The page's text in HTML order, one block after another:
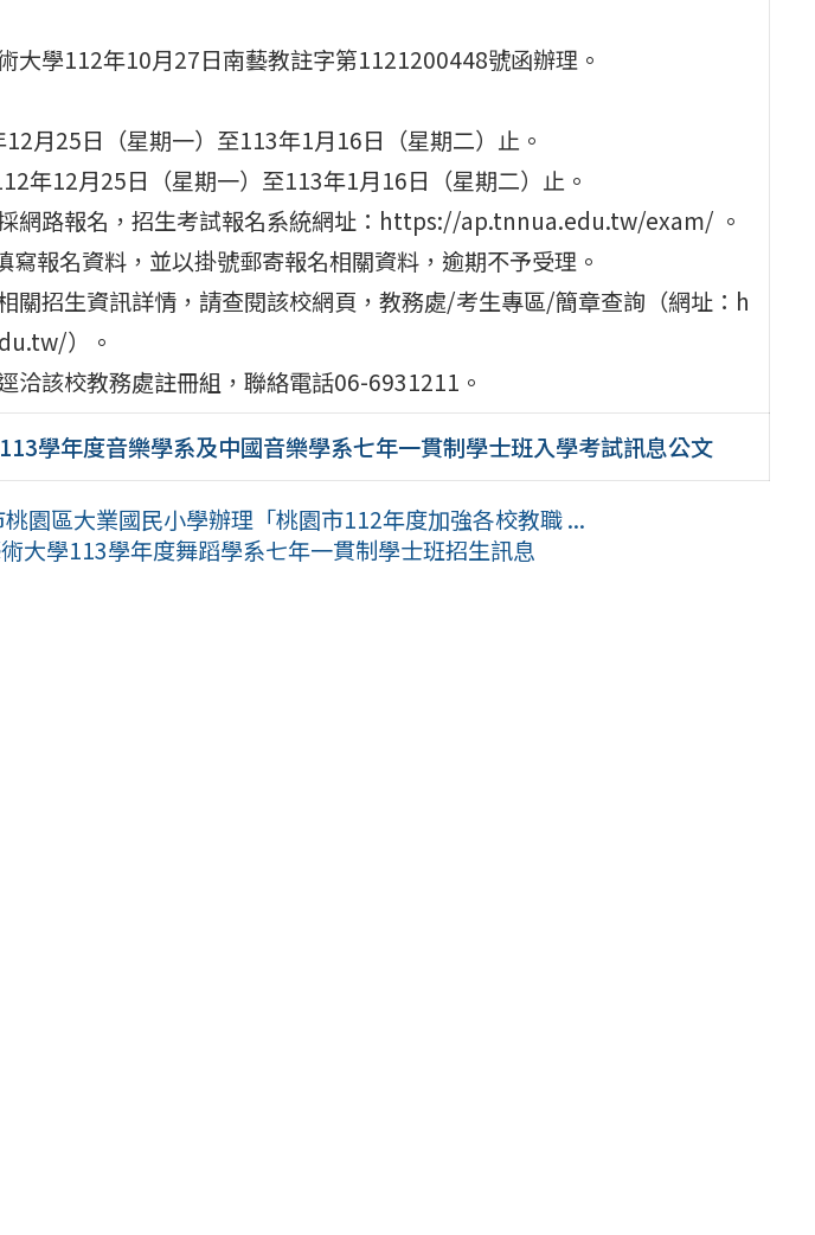
大學112年10月27日南藝教註字第1121200448號函辦理。
月25日（星期一）至113年1月16日（星期二）止。
年12月25日（星期一）至113年1月16日（星期二）止。
網路報名，招生考試報名系統網址：https://ap.tnnua.edu.tw/exam/ 。
寫報名資料，並以掛號郵寄報名相關資料，逾期不予受理。
關招生資訊詳情，請查閱該校網頁，教務處/考生專區/簡章查詢（網址：h
）。
洽該校教務處註冊組，聯絡電話06-6931211。
學年度音樂學系及中國音樂學系七年一貫制學士班入學考試訊息公文
園區大業國民小學辦理「桃園市112年度加強各校教職 ...
大學113學年度舞蹈學系七年一貫制學士班招生訊息